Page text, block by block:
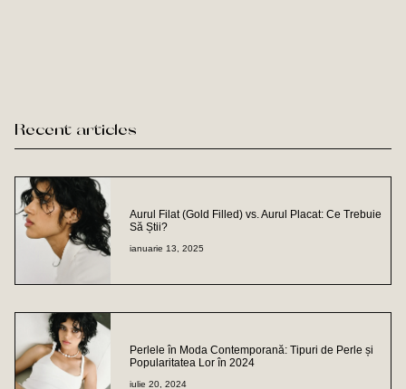
Recent articles
Aurul Filat (Gold Filled) vs. Aurul Placat: Ce Trebuie
Să Știi?
ianuarie 13, 2025
Perlele în Moda Contemporană: Tipuri de Perle și
Popularitatea Lor în 2024
iulie 20, 2024